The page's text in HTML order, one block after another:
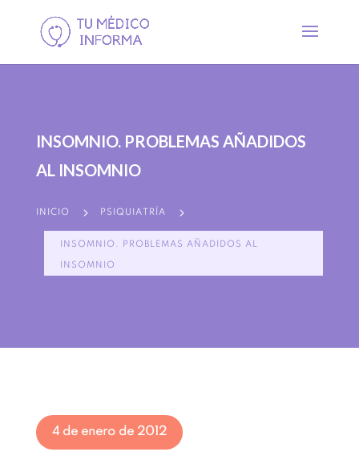
INSOMNIO. PROBLEMAS AÑADIDOS
AL INSOMNIO
INICIO 5 PSIQUIATRÍA 5
INSOMNIO. PROBLEMAS AÑADIDOS AL
INSOMNIO
4 de enero de 2012